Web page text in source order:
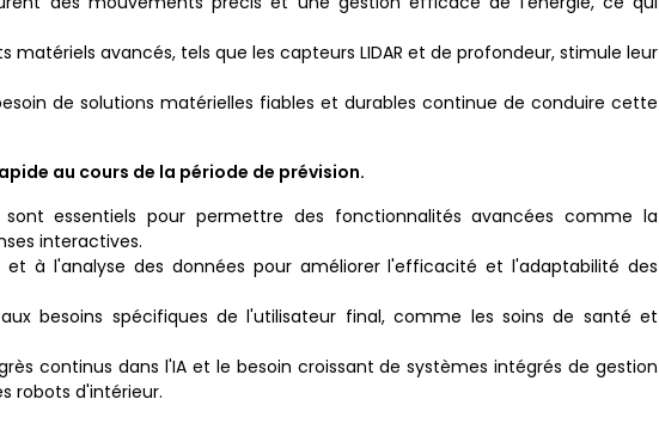
avancés, tels que les capteurs LIDAR et de profondeur, stimule leur
de solutions matérielles fiables et durables continue de conduire cette
au cours de la période de prévision.
essentiels pour permettre des fonctionnalités avancées comme la
interactives.
à l'analyse des données pour améliorer l'efficacité et l'adaptabilité des
besoins spécifiques de l'utilisateur final, comme les soins de santé et
continus dans l'IA et le besoin croissant de systèmes intégrés de gestion
robots d'intérieur.